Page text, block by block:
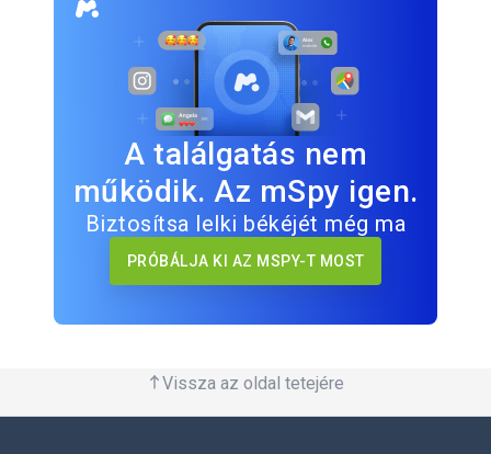
A találgatás nem
működik. Az mSpy igen.
Biztosítsa lelki békéjét még ma
PRÓBÁLJA KI AZ MSPY-T MOST
Vissza az oldal tetejére